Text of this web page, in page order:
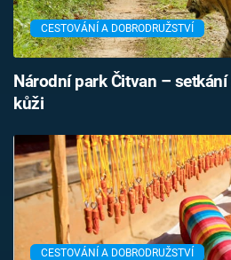
CESTOVÁNÍ A DOBRODRUŽSTVÍ
Národní park Čitvan –
kůži
CESTOVÁNÍ A DOBRODRUŽSTVÍ